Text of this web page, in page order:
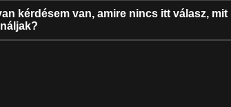
kérdésem van, amire nincs itt válasz, mit